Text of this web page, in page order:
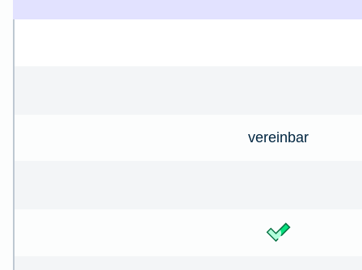
vereinbar